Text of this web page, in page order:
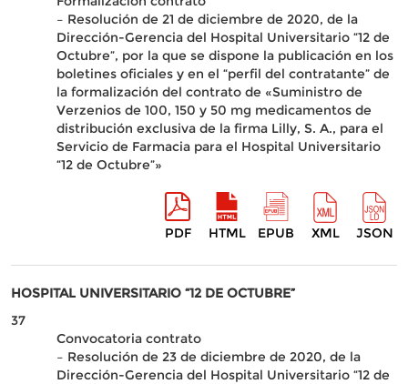
– Resolución de 21 de diciembre de 2020, de la
Dirección-Gerencia del Hospital Universitario “12 de
Octubre”, por la que se dispone la publicación en los
boletines oficiales y en el “perfil del contratante” de
la formalización del contrato de «Suministro de
Verzenios de 100, 150 y 50 mg medicamentos de
distribución exclusiva de la firma Lilly, S. A., para el
Servicio de Farmacia para el Hospital Universitario
“12 de Octubre”»
PDF HTML EPUB XML JSON
HOSPITAL UNIVERSITARIO “12 DE OCTUBRE”
37
Convocatoria contrato
– Resolución de 23 de diciembre de 2020, de la
Dirección-Gerencia del Hospital Universitario “12 de